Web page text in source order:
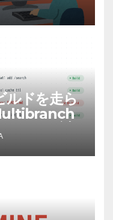
ルドを走ら
を試